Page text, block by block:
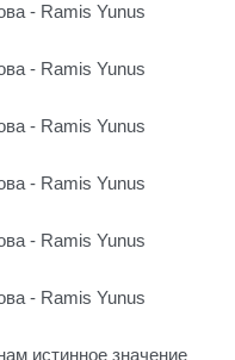
- Ramis Yunus
- Ramis Yunus
- Ramis Yunus
- Ramis Yunus
- Ramis Yunus
- Ramis Yunus
истинное значение